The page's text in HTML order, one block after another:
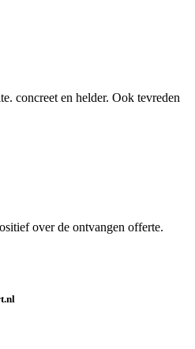
concreet en helder. Ook tevreden
over de ontvangen offerte.